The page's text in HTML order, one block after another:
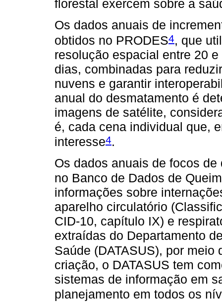
florestal exercem sobre a
Os dados anuais de
obtidos no PRODES4, que
resolução espacial entre 20
dias, combinadas para
nuvens e garantir
anual do desmatamento é
imagens de satélite,
é, cada cena individual que,
interesse4.
Os dados anuais de focos
no Banco de Dados de
informações sobre
aparelho circulatório
CID-10, capítulo IX) e
extraídas do Departamento
Saúde (DATASUS), por meio
criação, o DATASUS tem
sistemas de informação em
planejamento em todos os